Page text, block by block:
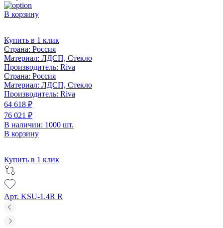
В корзину
Купить в 1 клик
Страна: Россия
Материал: ЛДСП, Стекло
Производитель: Riva
Страна: Россия
Материал: ЛДСП, Стекло
Производитель: Riva
64 618 ₽
76 021 ₽
В наличии: 1000 шт.
В корзину
Купить в 1 клик
Арт. KSU-1.4R R